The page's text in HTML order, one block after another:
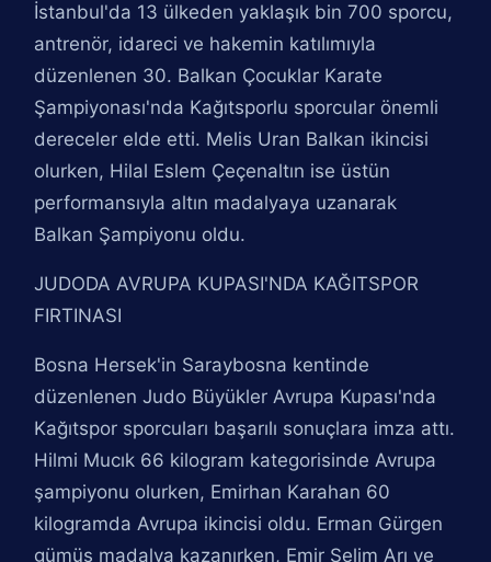
İstanbul'da 13 ülkeden yaklaşık bin 700 sporcu,
antrenör, idareci ve hakemin katılımıyla
düzenlenen 30. Balkan Çocuklar Karate
Şampiyonası'nda Kağıtsporlu sporcular önemli
dereceler elde etti. Melis Uran Balkan ikincisi
olurken, Hilal Eslem Çeçenaltın ise üstün
performansıyla altın madalyaya uzanarak
Balkan Şampiyonu oldu.
JUDODA AVRUPA KUPASI'NDA KAĞITSPOR
FIRTINASI
Bosna Hersek'in Saraybosna kentinde
düzenlenen Judo Büyükler Avrupa Kupası'nda
Kağıtspor sporcuları başarılı sonuçlara imza attı.
Hilmi Mucık 66 kilogram kategorisinde Avrupa
şampiyonu olurken, Emirhan Karahan 60
kilogramda Avrupa ikincisi oldu. Erman Gürgen
gümüş madalya kazanırken, Emir Selim Arı ve